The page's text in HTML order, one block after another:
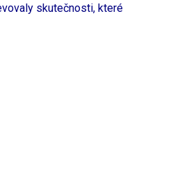
skutečnosti, které